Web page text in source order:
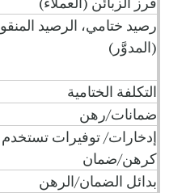
رصيد ختامي، الرصيد المنقول
(المدوَّر)
التكلفة الختامية
ضمانات/رهن
إدخارات/ توفيرات تستخدم
كرهن/ضمان
بدائل الضمان/الرهن